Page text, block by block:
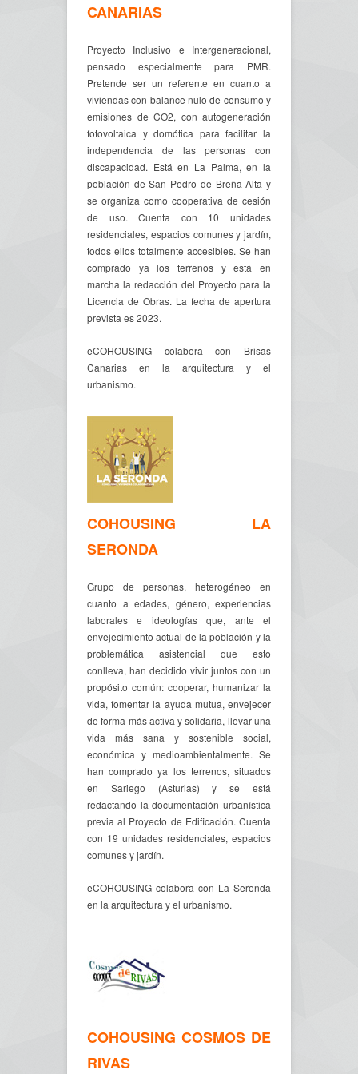
CANARIAS
Proyecto Inclusivo e Intergeneracional,
pensado especialmente para PMR.
Pretende ser un referente en cuanto a
viviendas con balance nulo de consumo y
emisiones de CO2, con autogeneración
fotovoltaica y domótica para facilitar la
independencia de las personas con
discapacidad. Está en La Palma, en la
población de San Pedro de Breña Alta y
se organiza como cooperativa de cesión
de uso. Cuenta con 10 unidades
residenciales, espacios comunes y jardín,
todos ellos totalmente accesibles. Se han
comprado ya los terrenos y está en
marcha la redacción del Proyecto para la
Licencia de Obras. La fecha de apertura
prevista es 2023.
eCOHOUSING colabora con Brisas
Canarias en la arquitectura y el
urbanismo.
COHOUSING LA
SERONDA
Grupo de personas, heterogéneo en
cuanto a edades, género, experiencias
laborales e ideologías que, ante el
envejecimiento actual de la población y la
problemática asistencial que esto
conlleva, han decidido vivir juntos con un
propósito común: cooperar, humanizar la
vida, fomentar la ayuda mutua, envejecer
de forma más activa y solidaria, llevar una
vida más sana y sostenible social,
económica y medioambientalmente. Se
han comprado ya los terrenos, situados
en Sariego (Asturias) y se está
redactando la documentación urbanística
previa al Proyecto de Edificación. Cuenta
con 19 unidades residenciales, espacios
comunes y jardín.
eCOHOUSING colabora con La Seronda
en la arquitectura y el urbanismo.
COHOUSING COSMOS DE
RIVAS